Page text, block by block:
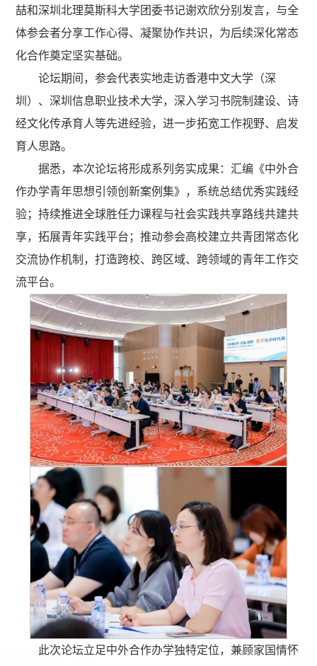
喆和深圳北理莫斯科大学团委书记谢欢欣分别发言，与全
体参会者分享工作心得、凝聚协作共识，为后续深化常态
化合作奠定坚实基础。
论坛期间，参会代表实地走访香港中文大学（深
圳）、深圳信息职业技术大学，深入学习书院制建设、诗
经文化传承育人等先进经验，进一步拓宽工作视野、启发
育人思路。
据悉，本次论坛将形成系列务实成果：汇编《中外合
作办学青年思想引领创新案例集》，系统总结优秀实践经
验；持续推进全球胜任力课程与社会实践共享路线共建共
享，拓展青年实践平台；推动参会高校建立共青团常态化
交流协作机制，打造跨校、跨区域、跨领域的青年工作交
流平台。
此次论坛立足中外合作办学独特定位，兼顾家国情怀